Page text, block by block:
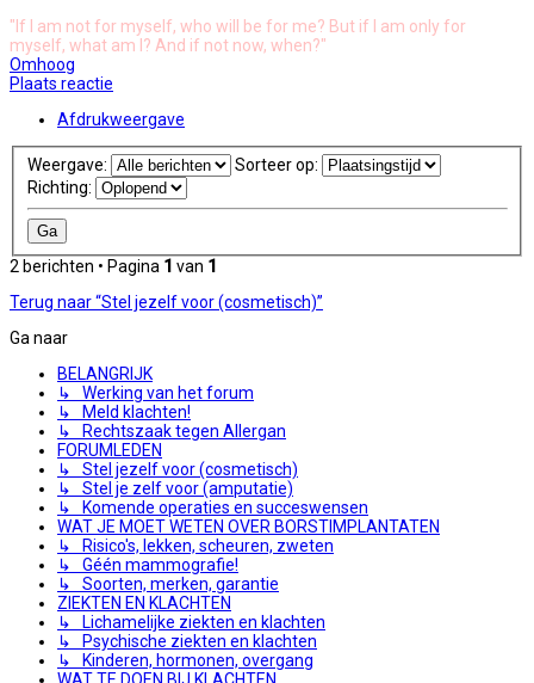
"If I am not for myself, who will be for me? But if I am only for
myself, what am I? And if not now, when?"
Omhoog
Plaats reactie
Afdrukweergave
Weergave:
Sorteer op:
Richting:
2 berichten • Pagina 1 van 1
Terug naar “Stel jezelf voor (cosmetisch)”
Ga naar
BELANGRIJK
↳ Werking van het forum
↳ Meld klachten!
↳ Rechtszaak tegen Allergan
FORUMLEDEN
↳ Stel jezelf voor (cosmetisch)
↳ Stel je zelf voor (amputatie)
↳ Komende operaties en succeswensen
WAT JE MOET WETEN OVER BORSTIMPLANTATEN
↳ Risico's, lekken, scheuren, zweten
↳ Géén mammografie!
↳ Soorten, merken, garantie
ZIEKTEN EN KLACHTEN
↳ Lichamelijke ziekten en klachten
↳ Psychische ziekten en klachten
↳ Kinderen, hormonen, overgang